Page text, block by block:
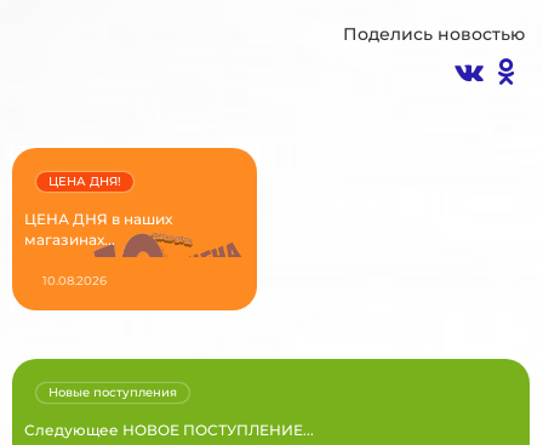
Поделись новостью
ЦЕНА ДНЯ в наших
магазинах...
ЦЕНА ДНЯ!
10.08.2026
Следующее НОВОЕ ПОСТУПЛЕНИЕ...
Новые поступления